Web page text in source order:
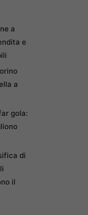
a
e
a
gola:
di
il